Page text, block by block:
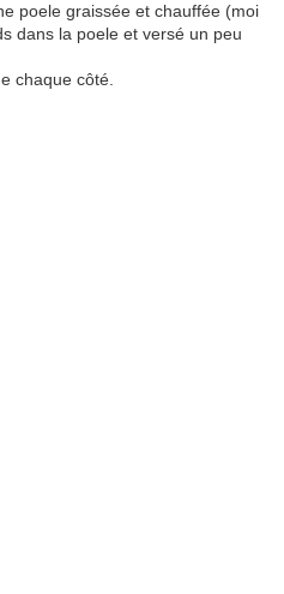
poele graissée et chauffée (moi
dans la poele et versé un peu
chaque côté.